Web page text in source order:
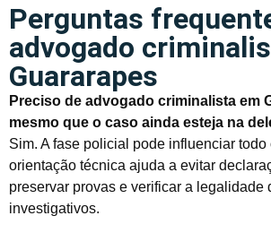
Perguntas
advogado
Guararapes
Preciso de advogado criminalista em
mesmo que o caso ainda esteja na
Sim. A fase policial pode influenciar todo
orientação técnica ajuda a evitar
preservar provas e verificar a legalidade
investigativos.